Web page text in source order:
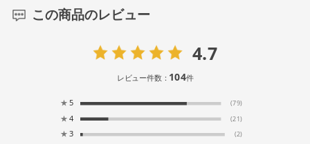
この商品のレビュー
4.7
レビュー件数： 104件
★ 5 (79)
★ 4 (21)
★ 3 (2)